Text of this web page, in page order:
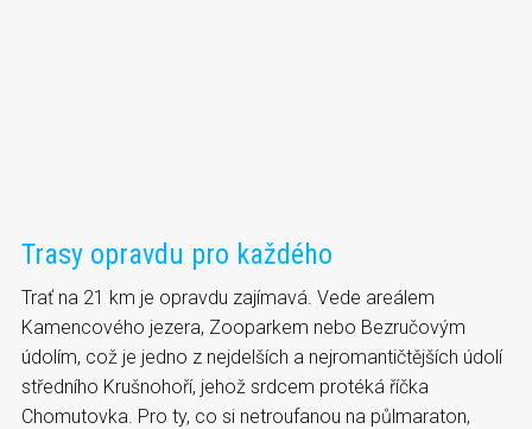
Trasy opravdu pro každého
Trať na 21 km je opravdu zajímavá. Vede areálem
Kamencového jezera, Zooparkem nebo Bezručovým
údolím, což je jedno z nejdelších a nejromantičtějších údolí
středního Krušnohoří, jehož srdcem protéká říčka
Chomutovka. Pro ty, co si netroufanou na půlmaraton,